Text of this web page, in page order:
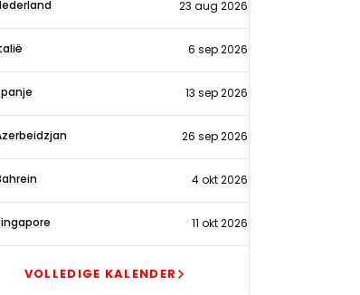
23 aug 2026
6 sep 2026
13 sep 2026
26 sep 2026
4 okt 2026
11 okt 2026
VOLLEDIGE KALENDER